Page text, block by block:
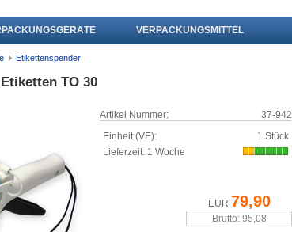
VERPACKUNGSMITTEL
Etikettenspender
TO 30
Artikel Nummer:
37-942
Einheit (VE):
1 Stück
Lieferzeit: 1 Woche
EUR 79,90
Brutto: 95,08